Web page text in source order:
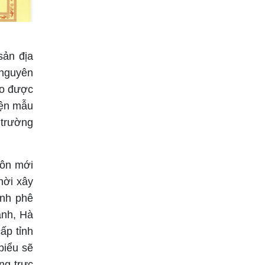
địa
được
mẫu
mới
xây
phê
Hà
tỉnh
sẽ